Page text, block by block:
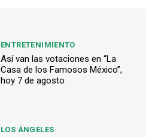
ENTRETENIMIENTO
Así van las votaciones en “La
Casa de los Famosos México”,
hoy 7 de agosto
LOS ÁNGELES